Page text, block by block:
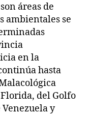
áreas de
ambientales se
en la
hasta
del Golfo
y